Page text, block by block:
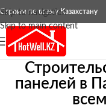
Skip to navigation
Skip to main content
Строим по всему Казахстану
панелей в